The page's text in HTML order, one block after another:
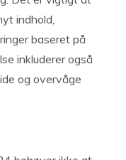
indhold,
baseret på
inkluderer også
og overvåge